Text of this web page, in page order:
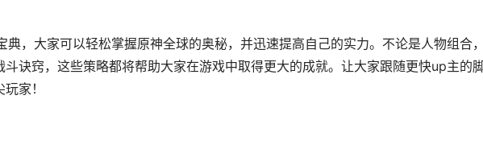
典，大家可以轻松掌握原神全球的奥秘，并迅速提高自己的实力。不论是人物组合
诀窍，这些策略都将帮助大家在游戏中取得更大的成就。让大家跟随更快up主的
家！